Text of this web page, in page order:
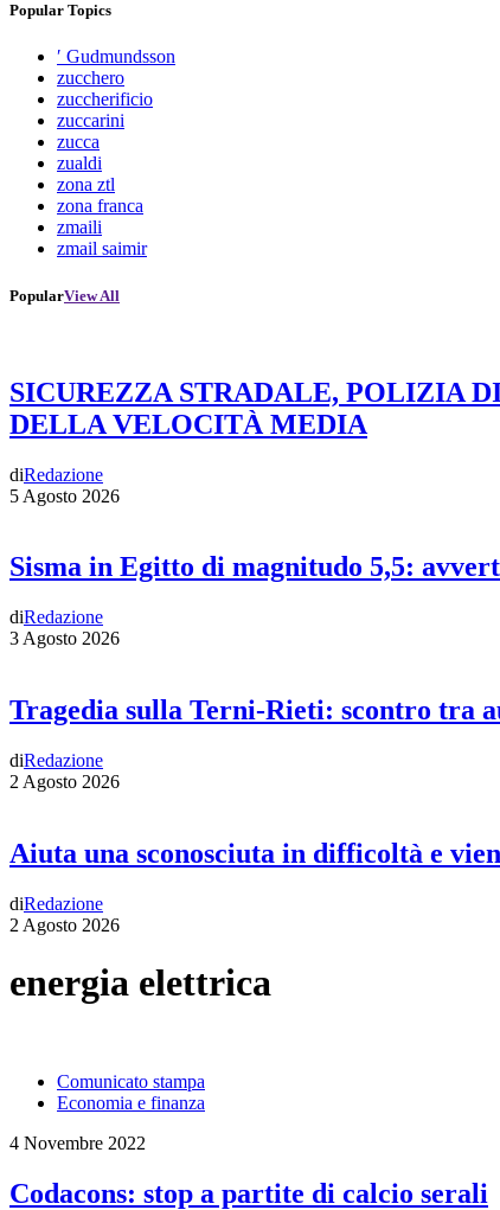
Popular Topics
′ Gudmundsson
zucchero
zuccherificio
zuccarini
zucca
zualdi
zona ztl
zona franca
zmaili
zmail saimir
PopularView All
SICUREZZA STRADALE, POLIZIA
DELLA VELOCITÀ MEDIA
diRedazione
5 Agosto 2026
Sisma in Egitto di magnitudo 5,5:
diRedazione
3 Agosto 2026
Tragedia sulla Terni-Rieti: scontro tra
diRedazione
2 Agosto 2026
Aiuta una sconosciuta in difficoltà e
diRedazione
2 Agosto 2026
energia elettrica
Comunicato stampa
Economia e finanza
4 Novembre 2022
Codacons: stop a partite di calcio serali